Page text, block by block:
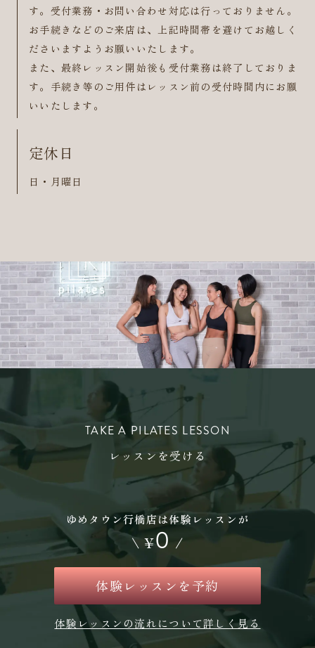
す。受付業務・お問い合わせ対応は行っておりません。
お手続きなどのご来店は、上記時間帯を避けてお越しく
ださいますようお願いいたします。
また、最終レッスン開始後も受付業務は終了しておりま
す。手続き等のご用件はレッスン前の受付時間内にお願
いいたします。
定休日
日・月曜日
TAKE A PILATES LESSON
レッスンを受ける
ゆめタウン行橋店は体験レッスンが
\¥0 /
体験レッスンを予約
体験レッスンの流れについて詳しく見る